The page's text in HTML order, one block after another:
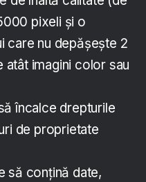
pixeli și o
care nu depășește 2
imagini color sau
încalce drepturile
de proprietate
să conțină date,